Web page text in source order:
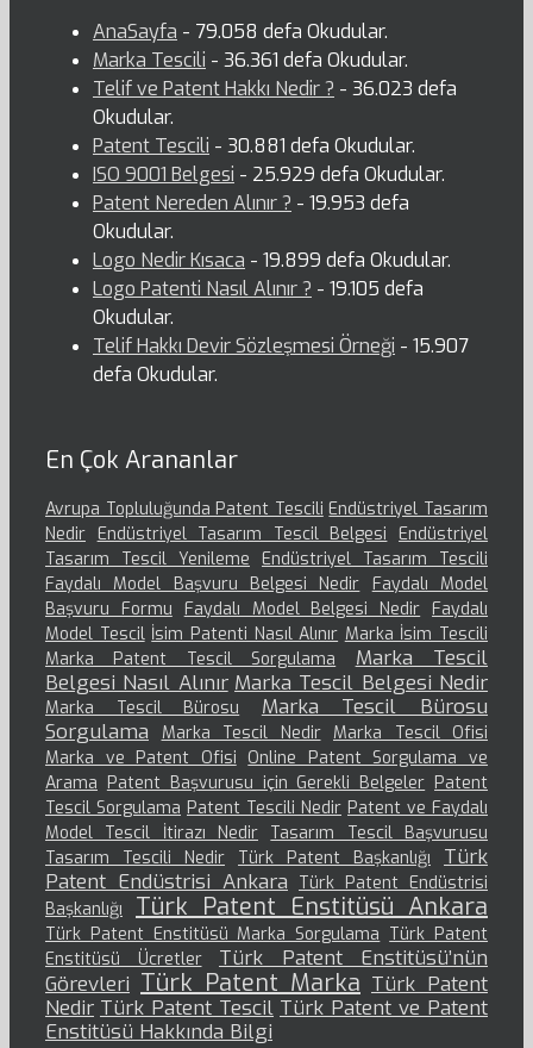
AnaSayfa - 79.058 defa Okudular.
Marka Tescili - 36.361 defa Okudular.
Telif ve Patent Hakkı Nedir ? - 36.023 defa
Okudular.
Patent Tescili - 30.881 defa Okudular.
ISO 9001 Belgesi - 25.929 defa Okudular.
Patent Nereden Alınır ? - 19.953 defa
Okudular.
Logo Nedir Kısaca - 19.899 defa Okudular.
Logo Patenti Nasıl Alınır ? - 19.105 defa
Okudular.
Telif Hakkı Devir Sözleşmesi Örneği - 15.907
defa Okudular.
En Çok Arananlar
Avrupa Topluluğunda Patent Tescili Endüstriyel Tasarım
Nedir Endüstriyel Tasarım Tescil Belgesi
Endüstriyel
Tasarım Tescil Yenileme
Endüstriyel Tasarım Tescili
Faydalı Model Başvuru Belgesi Nedir
Faydalı Model
Başvuru Formu
Faydalı Model Belgesi Nedir Faydalı
Model Tescil İsim Patenti Nasıl Alınır Marka İsim Tescili
Marka Patent Tescil Sorgulama
Marka Tescil
Belgesi Nasıl Alınır Marka Tescil Belgesi Nedir
Marka Tescil Bürosu
Marka Tescil Bürosu
Sorgulama
Marka Tescil Nedir Marka Tescil Ofisi
Marka ve Patent Ofisi Online Patent Sorgulama ve
Arama Patent Başvurusu için Gerekli Belgeler Patent
Tescil Sorgulama Patent Tescili Nedir Patent ve Faydalı
Model Tescil İtirazı Nedir Tasarım Tescil Başvurusu
Tasarım Tescili Nedir
Türk Patent Başkanlığı
Türk
Patent Endüstrisi Ankara Türk Patent Endüstrisi
Başkanlığı
Türk Patent Enstitüsü Ankara
Türk Patent Enstitüsü Marka Sorgulama Türk Patent
Enstitüsü Ücretler
Türk Patent Enstitüsü’nün
Görevleri Türk Patent Marka Türk Patent
Nedir Türk Patent Tescil Türk Patent ve Patent
Enstitüsü Hakkında Bilgi